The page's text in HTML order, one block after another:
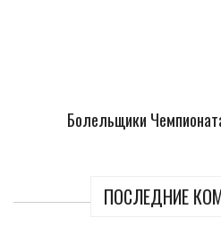
Болельщики
ПОСЛЕДНИЕ